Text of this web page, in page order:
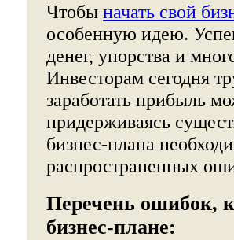
Чтобы начать свой
особенную идею.
денег, упорства и
Инвесторам сегодня
заработать прибыль
придерживаясь
бизнес-плана
распространенных
Перечень ошибок,
бизнес-плане: